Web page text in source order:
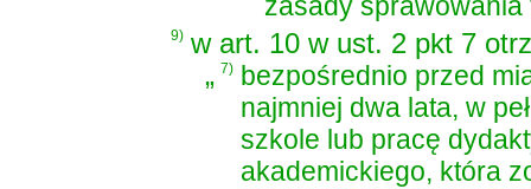
9) w art. 10 w ust. 2 pkt 7
„ 7) bezpośrednio przed
najmniej dwa lata, w
szkole lub pracę
akademickiego, która